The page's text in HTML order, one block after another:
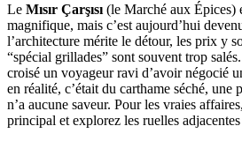
Le Mısır Çarşısı (le Marché aux Épices)
magnifique, mais c’est aujourd’hui
l’architecture mérite le détour, les prix y
“spécial grillades” sont souvent trop
croisé un voyageur ravi d’avoir négocié
en réalité, c’était du carthame séché, une
n’a aucune saveur. Pour les vraies
principal et explorez les ruelles